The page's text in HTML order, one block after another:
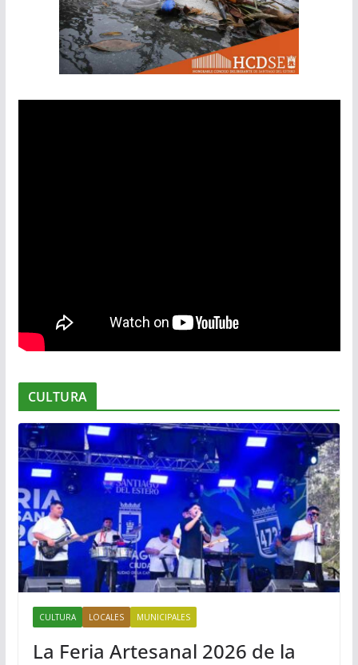
CULTURA
CULTURA LOCALES MUNICIPALES
La Feria Artesanal 2026 de la